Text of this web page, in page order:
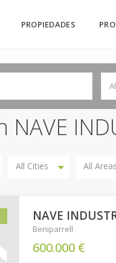
PROPIEDADES
All Cities All Areas
NAVE
Beniparrell
600.000 €